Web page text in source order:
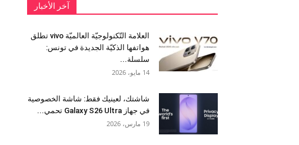
آخر الأخبار
العلامة التّكنولوجيّة العالميّة vivo تطلق
هواتفها الذكيّة الجديدة في تونس:
سلسلة...
14 مايو، 2026
شاشتك، لعينيك فقط: شاشة الخصوصية
في جهاز Galaxy S26 Ultra تحمي...
19 مارس، 2026